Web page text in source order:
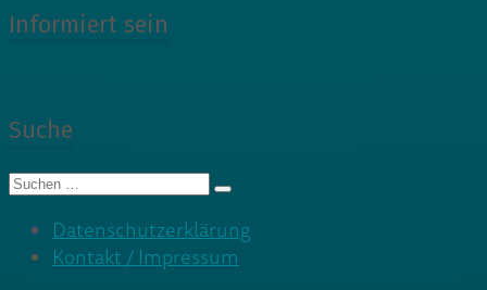
Informiert sein
Suche
Suche
Datenschutzerklärung
Kontakt / Impressum